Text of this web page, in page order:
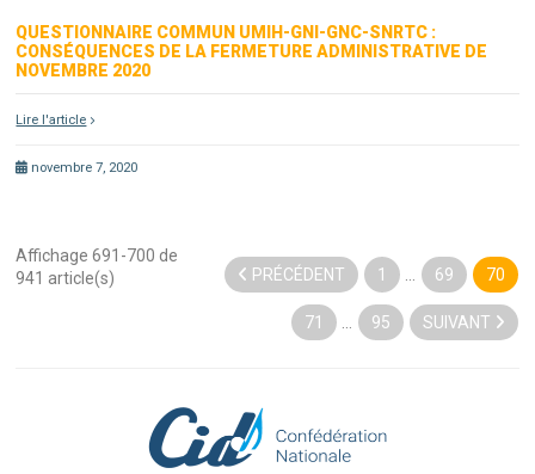
QUESTIONNAIRE COMMUN UMIH-GNI-GNC-SNRTC :
CONSÉQUENCES DE LA FERMETURE ADMINISTRATIVE DE
NOVEMBRE 2020
Lire l'article
novembre 7, 2020
Affichage 691-700 de
941 article(s)
PRÉCÉDENT 1 69 70
71 95 SUIVANT